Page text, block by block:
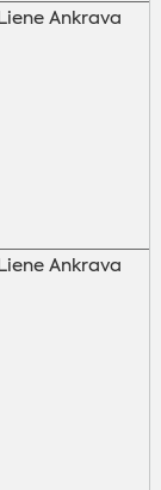
Ankrava
Ankrava